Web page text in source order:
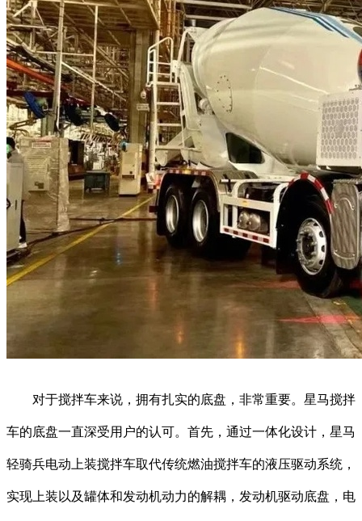
对于搅拌车来说，拥有扎实的底盘，非常重要。星马搅拌
车的底盘一直深受用户的认可。首先，通过一体化设计，星马
轻骑兵电动上装搅拌车取代传统燃油搅拌车的液压驱动系统，
实现上装以及罐体和发动机动力的解耦，发动机驱动底盘，电